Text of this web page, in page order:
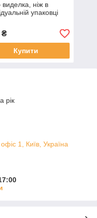
виделка, ніж в
упаковці
Купити
рік
1, Київ, Україна